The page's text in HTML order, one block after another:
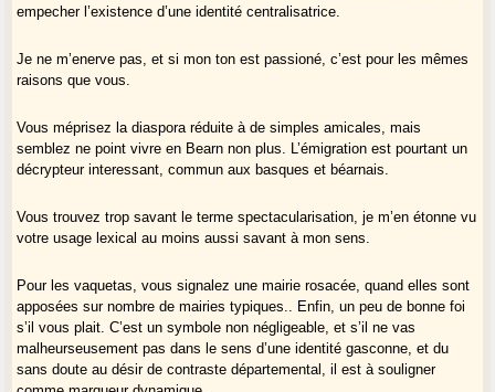
empecher l’existence d’une identité centralisatrice.
Je ne m’enerve pas, et si mon ton est passioné, c’est pour les mêmes
raisons que vous.
Vous méprisez la diaspora réduite à de simples amicales, mais
semblez ne point vivre en Bearn non plus. L’émigration est pourtant un
décrypteur interessant, commun aux basques et béarnais.
Vous trouvez trop savant le terme spectacularisation, je m’en étonne vu
votre usage lexical au moins aussi savant à mon sens.
Pour les vaquetas, vous signalez une mairie rosacée, quand elles sont
apposées sur nombre de mairies typiques.. Enfin, un peu de bonne foi
s’il vous plait. C’est un symbole non négligeable, et s’il ne vas
malheurseusement pas dans le sens d’une identité gasconne, et du
sans doute au désir de contraste départemental, il est à souligner